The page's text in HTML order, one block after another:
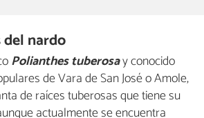
del nardo
Polianthes tuberosay conocido
de Vara de San José o Amole,
de raíces tuberosas que tiene su
actualmente se encuentra